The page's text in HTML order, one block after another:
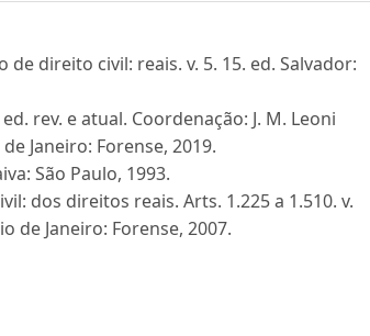
de direito civil: reais. v. 5. 15. ed. Salvador:
rev. e atual. Coordenação: J. M. Leoni
Janeiro: Forense, 2019.
São Paulo, 1993.
dos direitos reais. Arts. 1.225 a 1.510. v.
de Janeiro: Forense, 2007.